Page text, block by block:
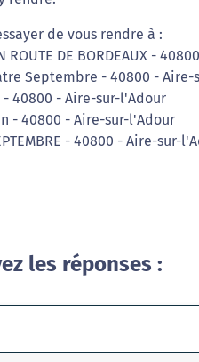
de vous rendre à :
DE BORDEAUX -
Septembre - 40800 - Aire-
40800 - Aire-sur-l'Adour
- 40800 - Aire-sur-l'Adour
- 40800 - Aire-sur-
les réponses :